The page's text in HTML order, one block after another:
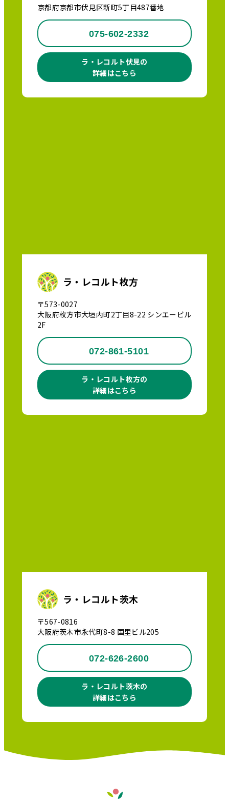
京都府京都市伏見区新町5丁目487番地
075-602-2332
ラ・レコルト伏見の
詳細はこちら
ラ・レコルト枚方
〒573-0027
大阪府枚方市大垣内町2丁目8-22 シンエービル
2F
072-861-5101
ラ・レコルト枚方の
詳細はこちら
ラ・レコルト茨木
〒567-0816
大阪府茨木市永代町8-8 国里ビル205
072-626-2600
ラ・レコルト茨木の
詳細はこちら